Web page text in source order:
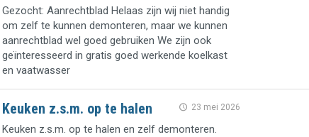
Gezocht: Aanrechtblad Helaas zijn wij niet handig
om zelf te kunnen demonteren, maar we kunnen
aanrechtblad wel goed gebruiken We zijn ook
geïnteresseerd in gratis goed werkende koelkast
en vaatwasser
23 mei 2026
Keuken z.s.m. op te halen
Keuken z.s.m. op te halen en zelf demonteren.